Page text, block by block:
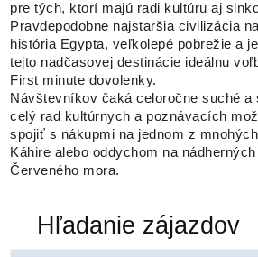
pre tých, ktorí majú radi kultúru aj
Pravdepodobne najstaršia civilizácia
história Egypta, veľkolepé pobrežie a
tejto nadčasovej destinácie ideálnu
First minute dovolenky.
Návštevníkov čaká celoročne suché a
celý rad kultúrnych a poznávacích
spojiť s nákupmi na jednom z
Káhire alebo oddychom na
Červeného mora.